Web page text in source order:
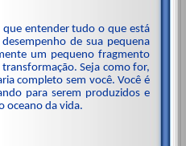
entender tudo o que está
de sua pequena
um pequeno fragmento
Seja como for,
completo sem você. Você é
para serem produzidos e
oceano da vida.